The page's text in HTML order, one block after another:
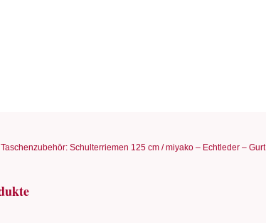
Taschenzubehör: Schulterriemen 125 cm / miyako – Echtleder – Gurt